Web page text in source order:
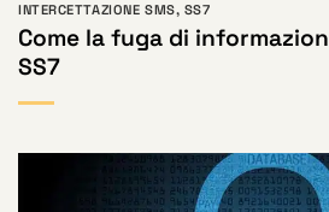
INTERCETTAZIONE SMS, SS7
Come la fuga di
SS7